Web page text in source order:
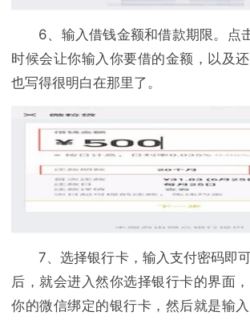
6、输入借钱金额和借款期限。点
时候会让你输入你要借的金额，以及
也写得很明白在那里了。
7、选择银行卡，输入支付密码即
后，就会进入然你选择银行卡的界面
你的微信绑定的银行卡，然后就是输